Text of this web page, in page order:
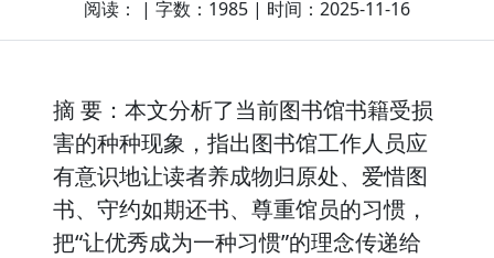
阅读： | 字数：1985 | 时间：2025-11-16
摘 要：本文分析了当前图书馆书籍受损
害的种种现象，指出图书馆工作人员应
有意识地让读者养成物归原处、爱惜图
书、守约如期还书、尊重馆员的习惯，
把“让优秀成为一种习惯”的理念传递给